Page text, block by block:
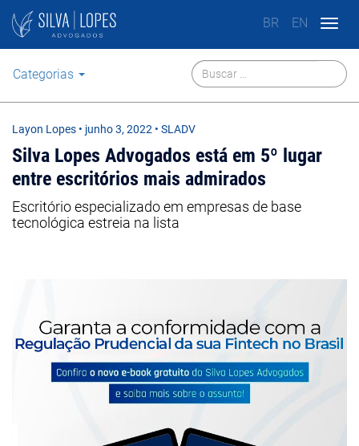
BR EN
Categorias
Layon Lopes • junho 3, 2022 • SLADV
Silva Lopes Advogados está em 5º lugar
entre escritórios mais admirados
Escritório especializado em empresas de base
tecnológica estreia na lista